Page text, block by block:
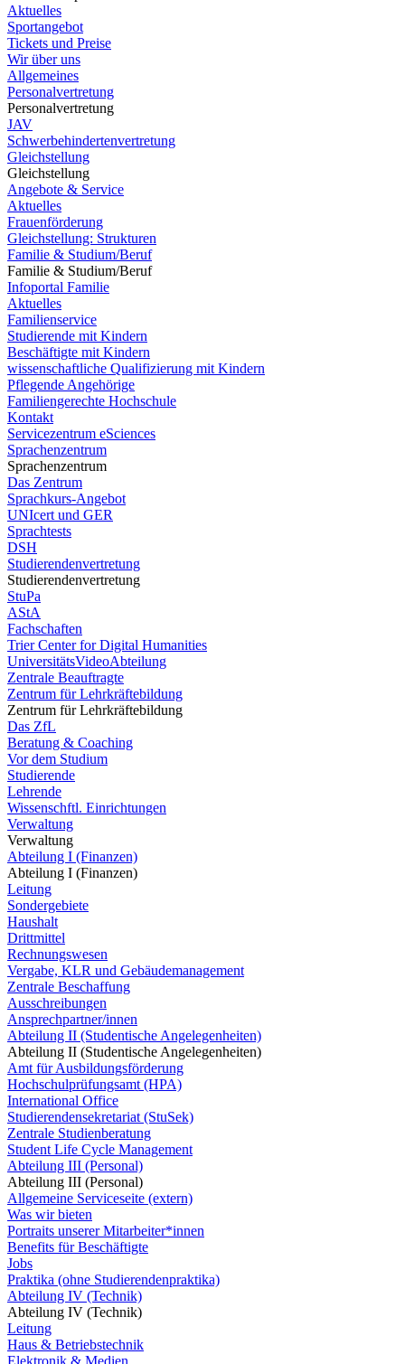
Aktuelles
Sportangebot
Tickets und Preise
Wir über uns
Allgemeines
Personalvertretung
Personalvertretung
JAV
Schwerbehindertenvertretung
Gleichstellung
Gleichstellung
Angebote & Service
Aktuelles
Frauenförderung
Gleichstellung: Strukturen
Familie & Studium/Beruf
Familie & Studium/Beruf
Infoportal Familie
Aktuelles
Familienservice
Studierende mit Kindern
Beschäftigte mit Kindern
wissenschaftliche Qualifizierung mit Kindern
Pflegende Angehörige
Familiengerechte Hochschule
Kontakt
Servicezentrum eSciences
Sprachenzentrum
Sprachenzentrum
Das Zentrum
Sprachkurs-Angebot
UNIcert und GER
Sprachtests
DSH
Studierendenvertretung
Studierendenvertretung
StuPa
AStA
Fachschaften
Trier Center for Digital Humanities
UniversitätsVideoAbteilung
Zentrale Beauftragte
Zentrum für Lehrkräftebildung
Zentrum für Lehrkräftebildung
Das ZfL
Beratung & Coaching
Vor dem Studium
Studierende
Lehrende
Wissenschftl. Einrichtungen
Verwaltung
Verwaltung
Abteilung I (Finanzen)
Abteilung I (Finanzen)
Leitung
Sondergebiete
Haushalt
Drittmittel
Rechnungswesen
Vergabe, KLR und Gebäudemanagement
Zentrale Beschaffung
Ausschreibungen
Ansprechpartner/innen
Abteilung II (Studentische Angelegenheiten)
Abteilung II (Studentische Angelegenheiten)
Amt für Ausbildungsförderung
Hochschulprüfungsamt (HPA)
International Office
Studierendensekretariat (StuSek)
Zentrale Studienberatung
Student Life Cycle Management
Abteilung III (Personal)
Abteilung III (Personal)
Allgemeine Serviceseite (extern)
Was wir bieten
Portraits unserer Mitarbeiter*innen
Benefits für Beschäftigte
Jobs
Praktika (ohne Studierendenpraktika)
Abteilung IV (Technik)
Abteilung IV (Technik)
Leitung
Haus & Betriebstechnik
Elektronik & Medien